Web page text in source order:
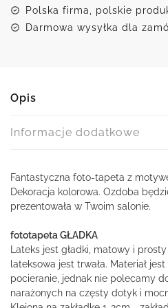
Polska firma, polskie
Darmowa wysyłka dla
Opis
Informacje dodatkowe
Fantastyczna foto-tapeta z
Dekoracja kolorowa. Ozdoba
prezentowała w Twoim salonie.
fototapeta GŁADKA
Lateks jest gładki, matowy i
lateksowa jest trwała. Materiał
pocieranie, jednak nie polecamy
narażonych na częsty dotyk i